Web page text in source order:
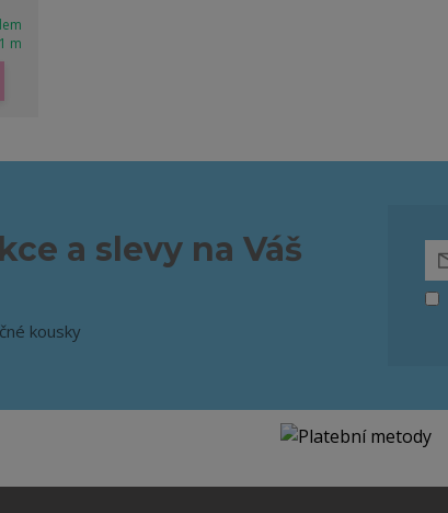
m
a slevy na Váš
kousky